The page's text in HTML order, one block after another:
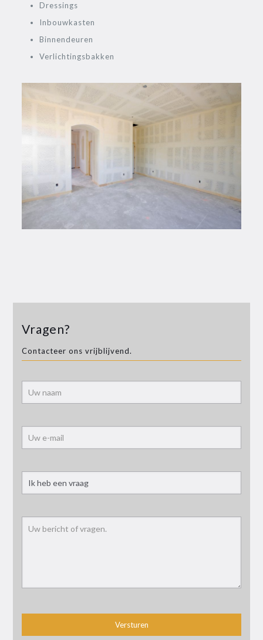
Dressings
Inbouwkasten
Binnendeuren
Verlichtingsbakken
Vragen?
Contacteer ons vrijblijvend.